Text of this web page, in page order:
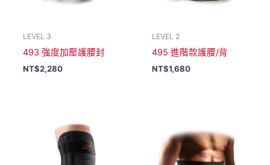
LEVEL 3
493 強度加壓護腰封
NT$2,280
LEVEL 2
495 進階款護腰/背
NT$1,680